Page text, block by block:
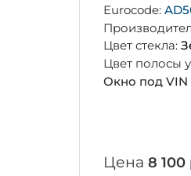
Eurocode:
Цвет стекла:
Цвет полосы
Окно под VIN
Цена8 100